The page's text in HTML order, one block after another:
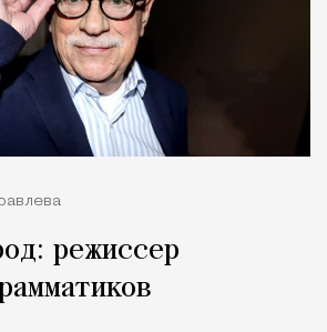
режиссер